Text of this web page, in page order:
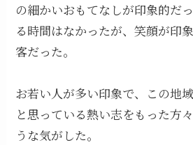
の細かいおもてなしが印象的だ
る時間はなかったが、笑顔が印
客だった。
お若い人が多い印象で、この地
と思っている熱い志をもった方
うな気がした。